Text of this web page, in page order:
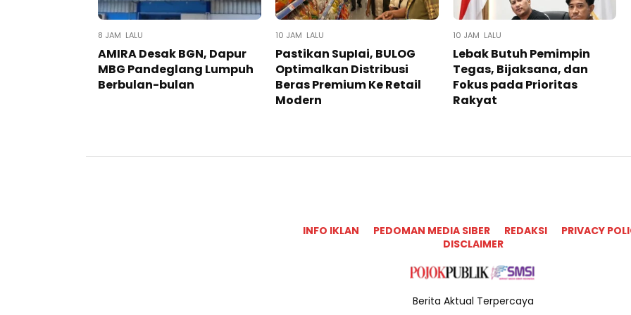
8 JAM LALU
AMIRA Desak BGN, Dapur
MBG Pandeglang Lumpuh
Berbulan-bulan
10 JAM LALU
Pastikan SupIai, BULOG
Optimalkan Distribusi
Beras Premium Ke Retail
Modern
10 JAM LALU
Lebak Butuh Pemimpin
Tegas, Bijaksana, dan
Fokus pada Prioritas
Rakyat
INFO IKLAN PEDOMAN MEDIA SIBER REDAKSI
PRIVACY
DISCLAIMER
Berita Aktual Terpercaya